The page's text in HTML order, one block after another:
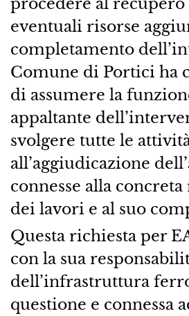
eventuali risorse
completamento
Comune di Portici ha
di assumere la
appaltante
svolgere tutte le
all’aggiudicazione
connesse alla
dei lavori e al suo
Questa richiesta per
con la sua
dell’infrastruttura
questione e connessa